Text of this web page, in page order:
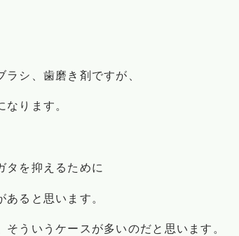
シ、歯磨き剤ですが、
ります。
タを抑えるために
ると思います。
ういうケースが多いのだと思います。